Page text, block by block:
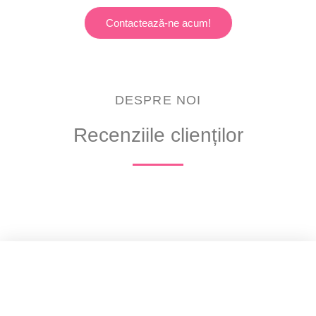
Contactează-ne acum!
DESPRE NOI
Recenziile clienților